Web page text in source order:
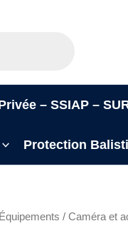
– SSIAP –
Protection
Équipements / Caméra et